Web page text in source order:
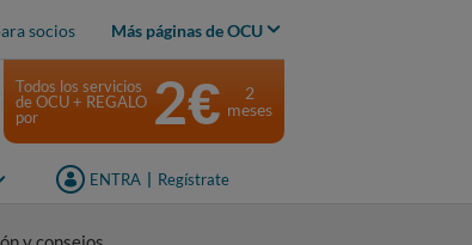
socios Más páginas de OCU
ENTRA Regístrate
Todos los servicios
de OCU + REGALO
por
2€
2
meses